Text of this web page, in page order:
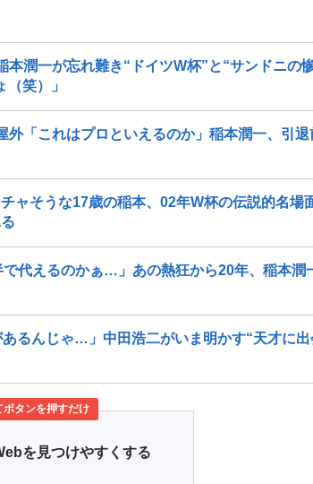
本潤一が忘れ難き“ドイツW杯”と“サンドニの
笑）」
外「これはプロといえるのか」稲本潤一、引退
ャそうな17歳の稲本、02年W杯の伝説的名場
で代えるのかぁ…」あの熱狂から20年、稲本潤
るんじゃ…」中田浩二がいま明かす“天才に出
タンを押すだけ
を見つけやすくする